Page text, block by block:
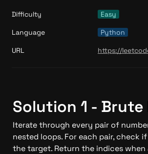
Difficulty Easy
Language Python
URL
Solution 1 - Brute
Iterate through every pair of
nested loops. For each pair, check
the target. Return the indices when